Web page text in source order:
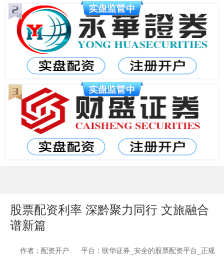
股票配资利率 深黔聚力同行 文旅融合
谱新篇
作者：配资开户
平台：联华证券_安全的股票配资平台_正规